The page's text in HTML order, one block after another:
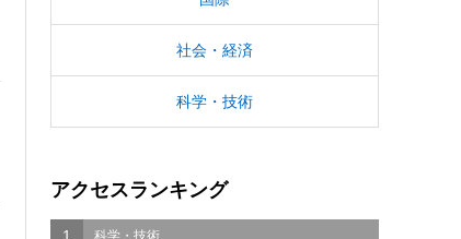
社会・経済
科学・技術
アクセスランキング
1 科学・技術